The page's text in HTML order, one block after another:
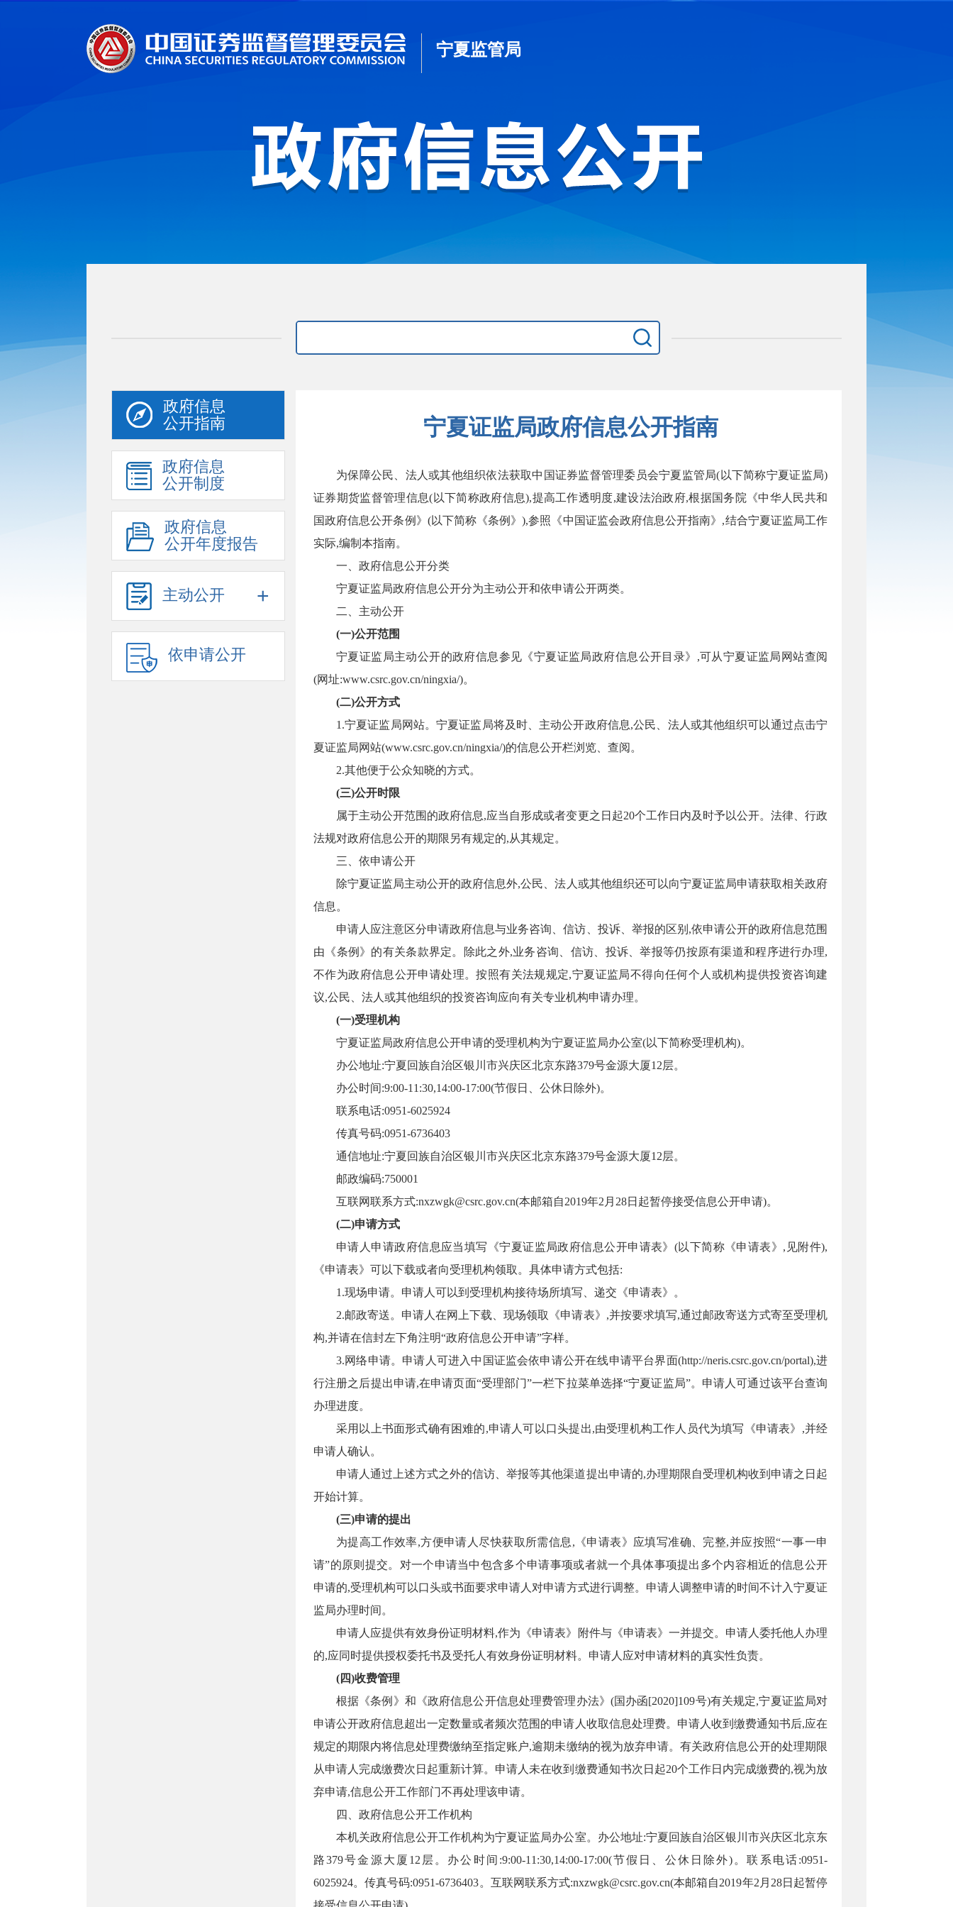
宁夏监管局
政府信息
公开指南
政府信息
公开制度
政府信息
公开年度报告
主动公开 +
依申请公开
宁夏证监局政府信息公开指南
为保障公民、法人或其他组织依法获取中国证券监督管理委员会宁夏监管局(以下简称宁夏证监局)
证券期货监督管理信息(以下简称政府信息),提高工作透明度,建设法治政府,根据国务院《中华人民共和
国政府信息公开条例》(以下简称《条例》),参照《中国证监会政府信息公开指南》 ,结合宁夏证监局工作
实际,编制本指南。
一、政府信息公开分类
宁夏证监局政府信息公开分为主动公开和依申请公开两类。
二、主动公开
(一)公开范围
宁夏证监局主动公开的政府信息参见《宁夏证监局政府信息公开目录》,可从宁夏证监局网站查阅
(网址:www.csrc.gov.cn/ningxia/)。
(二)公开方式
1.宁夏证监局网站。宁夏证监局将及时、主动公开政府信息,公民、法人或其他组织可以通过点击宁
夏证监局网站(www.csrc.gov.cn/ningxia/)的信息公开栏浏览、查阅。
2.其他便于公众知晓的方式。
(三)公开时限
属于主动公开范围的政府信息,应当自形成或者变更之日起20个工作日内及时予以公开。法律、行政
法规对政府信息公开的期限另有规定的,从其规定。
三、依申请公开
除宁夏证监局主动公开的政府信息外,公民、法人或其他组织还可以向宁夏证监局申请获取相关政府
信息。
申请人应注意区分申请政府信息与业务咨询、信访、投诉、举报的区别,依申请公开的政府信息范围
由《条例》的有关条款界定。除此之外,业务咨询、信访、投诉、举报等仍按原有渠道和程序进行办理,
不作为政府信息公开申请处理。按照有关法规规定,宁夏证监局不得向任何个人或机构提供投资咨询建
议,公民、法人或其他组织的投资咨询应向有关专业机构申请办理。
(一)受理机构
宁夏证监局政府信息公开申请的受理机构为宁夏证监局办公室(以下简称受理机构)。
办公地址:宁夏回族自治区银川市兴庆区北京东路379号金源大厦12层。
办公时间:9:00-11:30,14:00-17:00(节假日、公休日除外)。
联系电话:0951-6025924
传真号码:0951-6736403
通信地址:宁夏回族自治区银川市兴庆区北京东路379号金源大厦12层。
邮政编码:750001
互联网联系方式:nxzwgk@csrc.gov.cn(本邮箱自2019年2月28日起暂停接受信息公开申请)。
(二)申请方式
申请人申请政府信息应当填写《宁夏证监局政府信息公开申请表》(以下简称《申请表》,见附件),
《申请表》可以下载或者向受理机构领取。具体申请方式包括:
1.现场申请。申请人可以到受理机构接待场所填写、递交《申请表》。
2.邮政寄送。申请人在网上下载、现场领取《申请表》,并按要求填写,通过邮政寄送方式寄至受理机
构,并请在信封左下角注明“政府信息公开申请”字样。
3.网络申请。申请人可进入中国证监会依申请公开在线申请平台界面(http://neris.csrc.gov.cn/portal),进
行注册之后提出申请,在申请页面“受理部门”一栏下拉菜单选择“宁夏证监局”。 申请人可通过该平台查询
办理进度。
采用以上书面形式确有困难的,申请人可以口头提出,由受理机构工作人员代为填写《申请表》,并经
申请人确认。
申请人通过上述方式之外的信访、举报等其他渠道提出申请的,办理期限自受理机构收到申请之日起
开始计算。
(三)申请的提出
为提高工作效率,方便申请人尽快获取所需信息,《申请表》应填写准确、完整,并应按照“一事一申
请”的原则提交。对一个申请当中包含多个申请事项或者就一个具体事项提出多个内容相近的信息公开
申请的,受理机构可以口头或书面要求申请人对申请方式进行调整。申请人调整申请的时间不计入宁夏证
监局办理时间。
申请人应提供有效身份证明材料,作为《申请表》附件与《申请表》一并提交。申请人委托他人办理
的,应同时提供授权委托书及受托人有效身份证明材料。申请人应对申请材料的真实性负责。
(四)收费管理
根据《条例》和《政府信息公开信息处理费管理办法》(国办函[2020]109号)有关规定,宁夏证监局对
申请公开政府信息超出一定数量或者频次范围的申请人收取信息处理费。申请人收到缴费通知书后,应在
规定的期限内将信息处理费缴纳至指定账户,逾期未缴纳的视为放弃申请。有关政府信息公开的处理期限
从申请人完成缴费次日起重新计算。申请人未在收到缴费通知书次日起20个工作日内完成缴费的,视为放
弃申请,信息公开工作部门不再处理该申请。
四、 政府信息公开工作机构
本机关政府信息公开工作机构为宁夏证监局办公室。办公地址:宁夏回族自治区银川市兴庆区北京东
路379号金源大厦12层 。办公时间:9:00-11:30,14:00-17:00(节假日、公休日除外)。联系电话:0951-
6025924。传真号码:0951-6736403。 互联网联系方式:nxzwgk@csrc.gov.cn(本邮箱自2019年2月28日起暂停